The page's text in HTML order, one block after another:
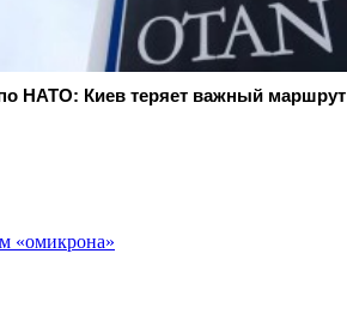
НАТО: Киев теряет важный маршрут
«омикрона»